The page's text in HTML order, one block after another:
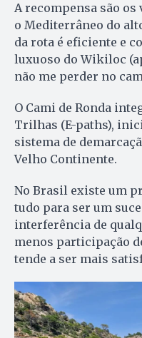
A recompensa são
o Mediterrâneo do
da rota é eficiente e
luxuoso do Wikiloc
não me perder no
O Cami de Ronda
Trilhas (E-paths),
sistema de
Velho Continente.
No Brasil existe um
tudo para ser um
interferência de
menos participação
tende a ser mais